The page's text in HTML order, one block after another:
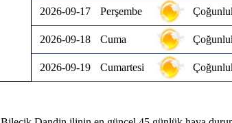
2026-09-17 Perşembe
2026-09-18 Cuma
2026-09-19 Cumartesi